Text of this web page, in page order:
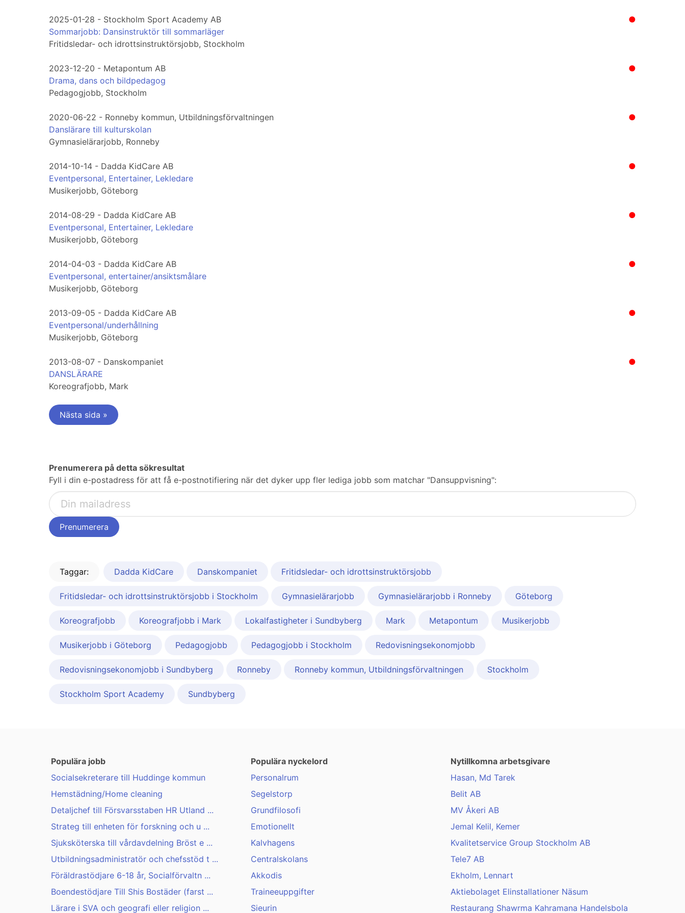
●
2025-01-28 - Stockholm Sport Academy AB
Sommarjobb: Dansinstruktör till sommarläger
Fritidsledar- och idrottsinstruktörsjobb, Stockholm
●
2023-12-20 - Metapontum AB
Drama, dans och bildpedagog
Pedagogjobb, Stockholm
●
2020-06-22 - Ronneby kommun, Utbildningsförvaltningen
Danslärare till kulturskolan
Gymnasielärarjobb, Ronneby
●
2014-10-14 - Dadda KidCare AB
Eventpersonal, Entertainer, Lekledare
Musikerjobb, Göteborg
●
2014-08-29 - Dadda KidCare AB
Eventpersonal, Entertainer, Lekledare
Musikerjobb, Göteborg
●
2014-04-03 - Dadda KidCare AB
Eventpersonal, entertainer/ansiktsmålare
Musikerjobb, Göteborg
●
2013-09-05 - Dadda KidCare AB
Eventpersonal/underhållning
Musikerjobb, Göteborg
●
2013-08-07 - Danskompaniet
DANSLÄRARE
Koreografjobb, Mark
Nästa sida »
Prenumerera på detta sökresultat
Fyll i din e-postadress för att få e-postnotifiering när det dyker upp fler lediga jobb som matchar "Dansuppvisning":
Taggar: Dadda KidCare Danskompaniet Fritidsledar- och idrottsinstruktörsjobb
Fritidsledar- och idrottsinstruktörsjobb i Stockholm Gymnasielärarjobb Gymnasielärarjobb i Ronneby Göteborg
Koreografjobb Koreografjobb i Mark Lokalfastigheter i Sundbyberg Mark Metapontum Musikerjobb
Musikerjobb i Göteborg Pedagogjobb Pedagogjobb i Stockholm Redovisningsekonomjobb
Redovisningsekonomjobb i Sundbyberg Ronneby Ronneby kommun, Utbildningsförvaltningen Stockholm
Stockholm Sport Academy Sundbyberg
Populära jobb
Socialsekreterare till Huddinge kommun
Hemstädning/Home cleaning
Detaljchef till Försvarsstaben HR Utland ...
Strateg till enheten för forskning och u ...
Sjuksköterska till vårdavdelning Bröst e ...
Utbildningsadministratör och chefsstöd t ...
Föräldrastödjare 6-18 år, Socialförvaltn ...
Boendestödjare Till Shis Bostäder (farst ...
Lärare i SVA och geografi eller religion ...
Populära nyckelord
Personalrum
Segelstorp
Grundfilosofi
Emotionellt
Kalvhagens
Centralskolans
Akkodis
Traineeuppgifter
Sieurin
Nytillkomna arbetsgivare
Hasan, Md Tarek
Belit AB
MV Åkeri AB
Jemal Kelil, Kemer
Kvalitetservice Group Stockholm AB
Tele7 AB
Ekholm, Lennart
Aktiebolaget Elinstallationer Näsum
Restaurang Shawrma Kahramana Handelsbola